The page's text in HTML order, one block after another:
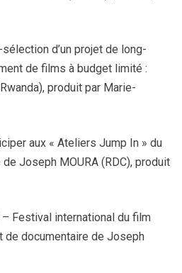
d’un projet de long-
de films à budget limité :
produit par Marie-
aux « Ateliers Jump In » du
Joseph MOURA (RDC), produit
Festival international du film
de documentaire de Joseph